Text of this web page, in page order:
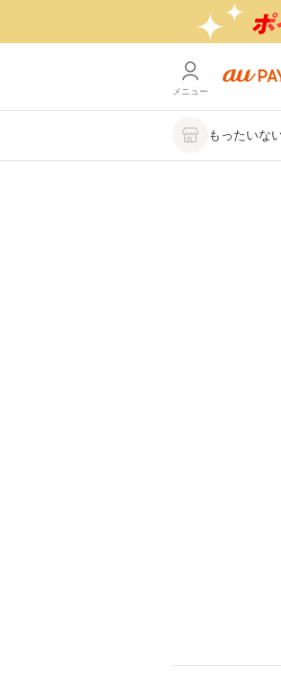
メニュー
もったいな